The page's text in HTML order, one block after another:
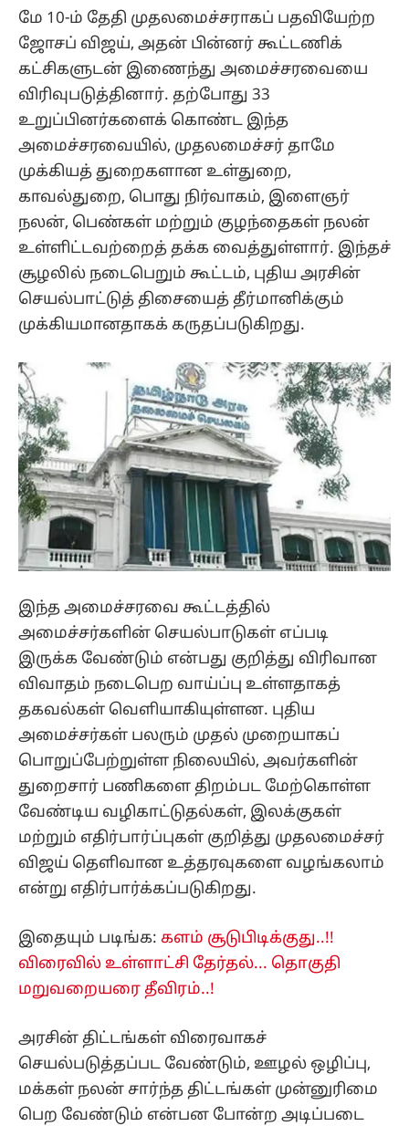
மே 10-ம் தேதி முதலமைச்சராகப் பதவியேற்ற
ஜோசப் விஜய், அதன் பின்னர் கூட்டணிக்
கட்சிகளுடன் இணைந்து அமைச்சரவையை
விரிவுபடுத்தினார். தற்போது 33
உறுப்பினர்களைக் கொண்ட இந்த
அமைச்சரவையில், முதலமைச்சர் தாமே
முக்கியத் துறைகளான உள்துறை,
காவல்துறை, பொது நிர்வாகம், இளைஞர்
நலன், பெண்கள் மற்றும் குழந்தைகள் நலன்
உள்ளிட்டவற்றைத் தக்க வைத்துள்ளார். இந்தச்
சூழலில் நடைபெறும் கூட்டம், புதிய அரசின்
செயல்பாட்டுத் திசையைத் தீர்மானிக்கும்
முக்கியமானதாகக் கருதப்படுகிறது.
இந்த அமைச்சரவை கூட்டத்தில்
அமைச்சர்களின் செயல்பாடுகள் எப்படி
இருக்க வேண்டும் என்பது குறித்து விரிவான
விவாதம் நடைபெற வாய்ப்பு உள்ளதாகத்
தகவல்கள் வெளியாகியுள்ளன. புதிய
அமைச்சர்கள் பலரும் முதல் முறையாகப்
பொறுப்பேற்றுள்ள நிலையில், அவர்களின்
துறைசார் பணிகளை திறம்பட மேற்கொள்ள
வேண்டிய வழிகாட்டுதல்கள், இலக்குகள்
மற்றும் எதிர்பார்ப்புகள் குறித்து முதலமைச்சர்
விஜய் தெளிவான உத்தரவுகளை வழங்கலாம்
என்று எதிர்பார்க்கப்படுகிறது.
இதையும் படிங்க: களம் சூடுபிடிக்குது..!!
விரைவில் உள்ளாட்சி தேர்தல்... தொகுதி
மறுவறையரை தீவிரம்..!
அரசின் திட்டங்கள் விரைவாகச்
செயல்படுத்தப்பட வேண்டும், ஊழல் ஒழிப்பு,
மக்கள் நலன் சார்ந்த திட்டங்கள் முன்னுரிமை
பெற வேண்டும் என்பன போன்ற அடிப்படை